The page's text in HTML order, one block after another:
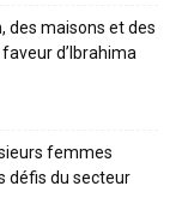
des maisons et des
d’Ibrahima
femmes
défis du secteur